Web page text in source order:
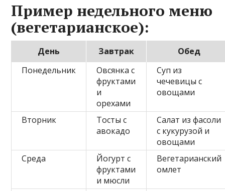
Пример недельного меню
(вегетарианское):
День Завтрак
Обед
Понедельник
Овсянка с
фруктами
и
орехами
Суп из
чечевицы с
овощами
Вторник
Тосты с
авокадо
Салат из фасоли
с кукурузой и
овощами
Среда
Йогурт с
фруктами
и мюсли
Вегетарианский
омлет